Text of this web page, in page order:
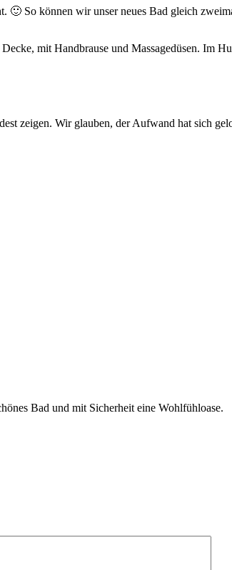
So können wir unser neues Bad gleich
mit Handbrause und Massagedüsen. Im
zeigen. Wir glauben, der Aufwand hat sich
Bad und mit Sicherheit eine Wohlfühloase.